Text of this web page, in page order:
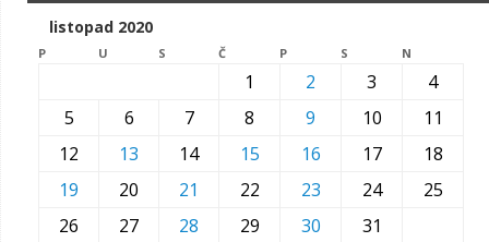
listopad 2020
P U S Č P S N
1 2 3
4
5
6 7 8 9 10
11
12
13 14 15 16 17
18
19
20 21 22 23 24
25
26
27 28 29 30
31